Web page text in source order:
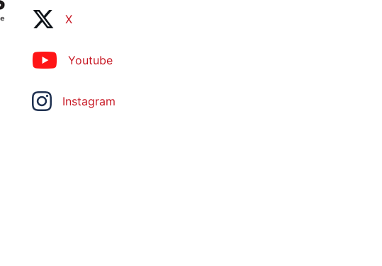
X
Youtube
Instagram